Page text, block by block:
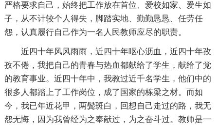
严格要求自己，始终把工作放在首位、爱校如家、爱生如
子，从不计较个人得失，脚踏实地、勤勤恳恳、任劳任
怨，认真履行自己作为一名人民教师应尽的职责。
近四十年风风雨雨，近四十年呕心沥血，近四十年孜
孜不倦，我把自己的青春与热血都献给了学生，献给了党
的教育事业。近四十年中，我教过近千名学生，他们中的
很多人都踏上了工作岗位，成了国家的栋梁之材。而如
今，我已年近花甲，两鬓斑白，回想自己走过的路，我无
怨无悔，因为我曾经为之奉献过，为之奋斗过。教师是一